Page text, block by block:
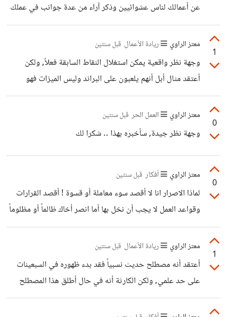
عن أعمالك لناس عشوائيين وذكر آراء من عدة جوانب في عملك
(جودة, جاذبية, احترافية......) وبعض العوامل حتى تتأكدي مما
إذا كان هناك عامل في معرض أعمالك يجعل أصحاب الأعمال لا
يتواصلون ثانية
1
معتز الراوي ريادة الأعمال قبل سنتين
وجهة نظر واقعية يمكن استغلال النقاط السابقة فعلاً, ولكن
أعتقد مثال أبل أنهم يلعبون على البراند وليس الميزات فهو
محدود الميزات بشكل مبالغ فيه أمام الأندرويد حتى أن مبيعات
سامسونج لآخر سنة غطت على أبل بشكل كبير
0
معتز الراوي العمل الحر قبل سنتين
وجهة نظر جيدة, سأخبره بهذا .. شكرا لك
0
معتز الراوي أفكار قبل سنتين
لماذا الاصرار انا لا أقصد سوء معاملة أو قسوة ! أقصد القرارات
وقواعد العمل لا يجب أن نخل بها أما انصر أخاك ظالماً أو مظلوماً
ناقصاً فالتكملة هو إن كان ظالماً فنوقفه عن ظلمه ...
1
معتز الراوي ريادة الأعمال قبل سنتين
أعتقد أنه مصطلح حديث نسبياً فقد بدء ظهوره في السبعينات
على حد علمي, ولكن الكارثة أنه في حال أطلق هذا المصطلح
على بلد ما فمعناها أن هذا البلد قد وصل لمرحلة يرثى لها من
سوء الأوضاع فبالرغم من نقص الطلب وقلة مستوى الدخل العام